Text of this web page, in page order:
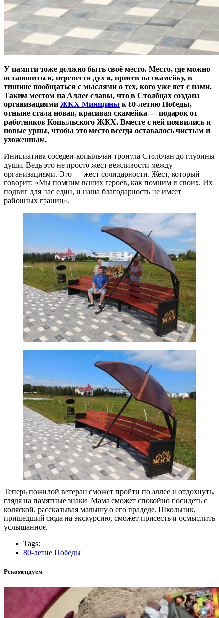
У памяти тоже должно быть своё место. Место, где можно
остановиться, перевести дух и, присев на скамейку, в
тишине пообщаться с мыслями о тех, кого уже нет с нами.
Таким местом на Аллее славы, что в Столбцах создана
организациями ЖКХ Минщины к 80-летию Победы,
отныне стала новая, красивая скамейка — подарок от
работников Копыльского ЖКХ. Вместе с ней появились и
новые урны, чтобы это место всегда оставалось чистым и
ухоженным.
Инициатива соседей-копыльчан тронула Столбчан до глубины
души. Ведь это не просто жест вежливости между
организациями. Это — жест солидарности. Жест, который
говорит: «Мы помним ваших героев, как помним и своих. Их
подвиг для нас един, и наша благодарность не имеет
районных границ».
Теперь пожилой ветеран сможет пройти по аллее и отдохнуть,
глядя на памятные знаки. Мама сможет спокойно посидеть с
коляской, рассказывая малышу о его прадеде. Школьник,
пришедший сюда на экскурсию, сможет присесть и осмыслить
услышанное.
Tags:
80-летие Победы
Рекомендуем